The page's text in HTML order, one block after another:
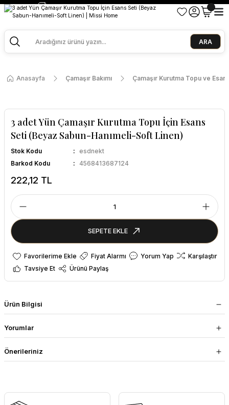
2500 TL ve Üzeri Alışverişlerde Kargo Bedava!
Ege Esintisi 2 Al 1 Öde
Missi Kokularda 3 Al 2 Öde
ARA
Anasayfa Çamaşır Bakımı Çamaşır Kurutma Topu ve
3 adet Yün Çamaşır Kurutma Topu İçin Esans
Seti (Beyaz Sabun-Hanımeli-Soft Linen)
Stok Kodu
esdnekt
Barkod Kodu
4568413687124
222,12 TL
SEPETE EKLE
Fiyat Alarmı Yorum Yap
Karşılaştır
Tavsiye Et
Ürünü Paylaş
Ürün Bilgisi
Yorumlar
Önerileriniz